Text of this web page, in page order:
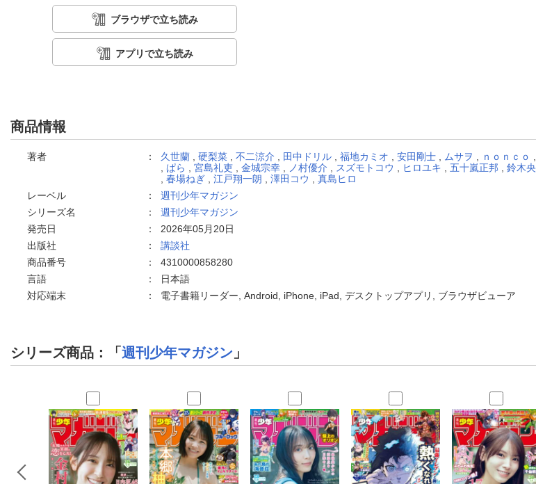
ブラウザで立ち読み
アプリで立ち読み
商品情報
著者 ： 久世蘭 硬梨菜 不二涼介 田中ドリル 福地カミオ 安田剛士 ムサヲ ｎｏｎｃｏ
ぱら 宮島礼吏 金城宗幸 ノ村優介 スズモトコウ ヒロユキ 五十嵐正邦 鈴木央
春場ねぎ 江戸翔一朗 澤田コウ
真島ヒロ
レーベル
： 週刊少年マガジン
シリーズ名
： 週刊少年マガジン
発売日
： 2026年05月20日
出版社
： 講談社
商品番号
： 4310000858280
言語
：
日本語
対応端末
： 電子書籍リーダー, Android, iPhone, iPad, デスクトップアプリ, ブラウザビューア
シリーズ商品：「週刊少年マガジン 」